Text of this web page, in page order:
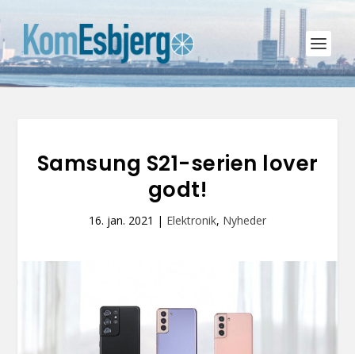
Samsung S21-serien lover
godt!
16. jan. 2021 | Elektronik, Nyheder